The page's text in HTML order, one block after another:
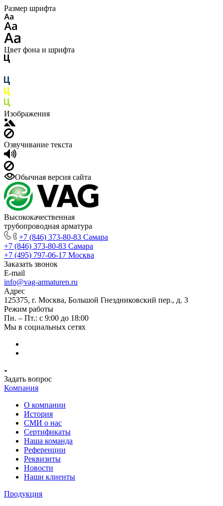
Размер шрифта
Цвет фона и шрифта
Изображения
Озвучивание текста
Обычная версия сайта
Высококачественная
трубопроводная арматура
+7 (846) 373-80-83 Самара
+7 (846) 373-80-83 Самара
+7 (495) 797-06-17 Москва
Заказать звонок
E-mail
info@vag-armaturen.ru
Адрес
125375, г. Москва, Большой Гнездниковский пер., д. 3
Режим работы
Пн. – Пт.: с 9:00 до 18:00
Мы в социальных сетях
Задать вопрос
Компания
О компании
История
СМИ о нас
Cертификаты
Наша команда
Референции
Реквизиты
Новости
Наши клиенты
Продукция